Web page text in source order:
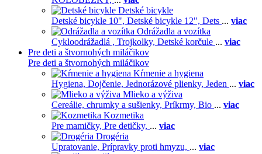
Detské bicykle
Detské bicykle 10", Detské bicykle 12", Dets ... viac
Odrážadla a vozítka
Cykloodrážadlá , Trojkolky, Detské korčule ... viac
Pre deti a štvornohých miláčikov
Pre deti a štvornohých miláčikov
Kŕmenie a hygiena
Hygiena, Dojčenie, Jednorázové plienky, Jeden ... viac
Mlieko a výživa
Cereálie, chrumky a sušienky, Príkrmy, Bio ... viac
Kozmetika
Pre mamičky, Pre detičky, ... viac
Drogéria
Upratovanie, Prípravky proti hmyzu, ... viac